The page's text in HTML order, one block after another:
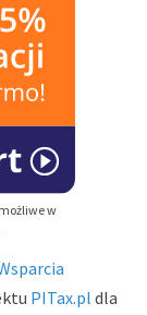
w
PITax.pl dla